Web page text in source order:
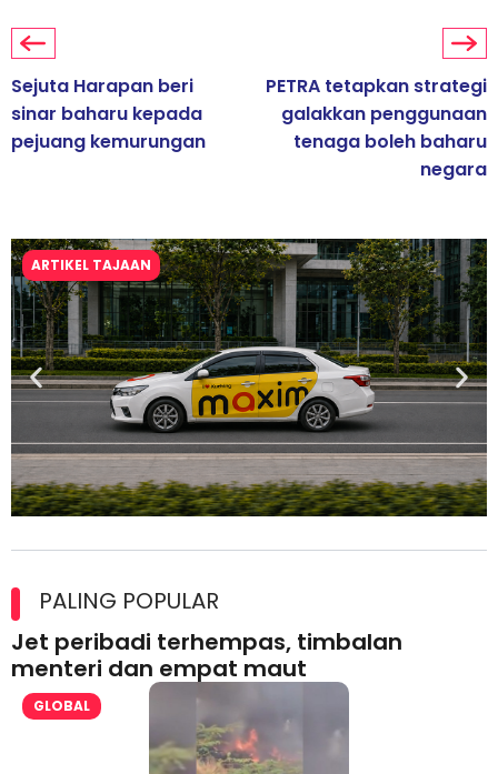
Sejuta Harapan beri
sinar baharu kepada
pejuang kemurungan
PETRA tetapkan strategi
galakkan penggunaan
tenaga boleh baharu
negara
ARTIKEL TAJAAN
lesen separuh pertama 2026
PALING POPULAR
Jet peribadi terhempas, timbalan
menteri dan empat maut
GLOBAL